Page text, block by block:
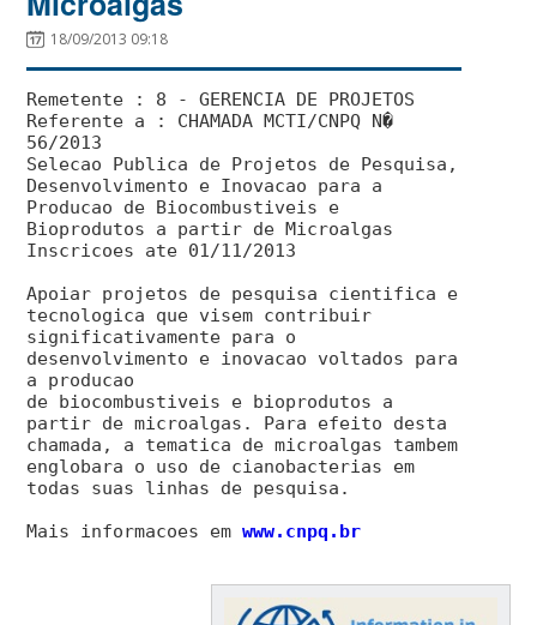
18/09/2013 09:18
Remetente : 8 - GERENCIA DE PROJETOS
Referente a : CHAMADA MCTI/CNPQ N�
56/2013
Selecao Publica de Projetos de Pesquisa,
Desenvolvimento e Inovacao para a
Producao de Biocombustiveis e
Bioprodutos a partir de Microalgas
Inscricoes ate 01/11/2013
Apoiar projetos de pesquisa cientifica e
tecnologica que visem contribuir
significativamente para o
desenvolvimento e inovacao voltados para
a producao
de biocombustiveis e bioprodutos a
partir de microalgas. Para efeito desta
chamada, a tematica de microalgas tambem
englobara o uso de cianobacterias em
todas suas linhas de pesquisa.
Mais informacoes emwww.cnpq.br